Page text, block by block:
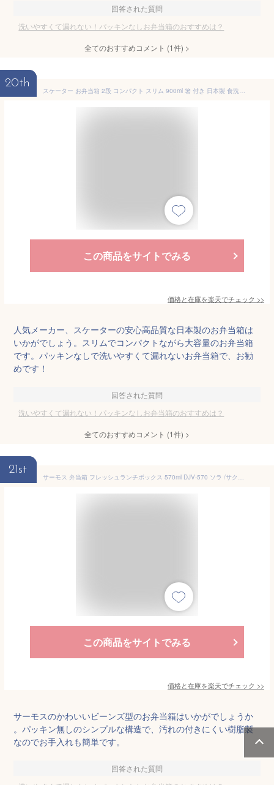
回答された質問
洗いやすくて漏れない！パッキンなしお弁当箱のおすすめは？
全てのおすすめコメント (1件) >
20th
スケーター お弁当箱 2段 コンパクト スリム 900ml 箸 付き 日本製 食洗機対応 レンジ対応 大容量 SSLW9【2段弁当箱 食洗機 洗いやすい パッキンなし ランチボックス セット0】
この商品をサイトでみる
価格と在庫を楽天でチェック >>
人気メーカー、スケーターの安心高品質な日本製のお弁当箱は
いかがでしょう。スリムでコンパクトながら大容量のお弁当箱
です。パッキンなしで洗いやすくて漏れないお弁当箱で、お勧
めです！
回答された質問
洗いやすくて漏れない！パッキンなしお弁当箱のおすすめは？
全てのおすすめコメント (1件) >
21st
サーモス 弁当箱 フレッシュランチボックス 570ml DJV-570 ソラ /サクラ /クモ ｜ 弁当箱 THERMOS 食洗器対応 パッキンなし シンプル レンジOK 洗い物少ない 色移りしにくい おかずが潰れにくい バンド付き 扱いやすい かわいい
この商品をサイトでみる
価格と在庫を楽天でチェック >>
サーモスのかわいいビーンズ型のお弁当箱はいかがでしょうか
。パッキン無しのシンプルな構造で、汚れの付きにくい樹脂製
なのでお手入れも簡単です。
回答された質問